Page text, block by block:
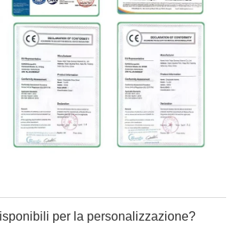
per la personalizzazione?